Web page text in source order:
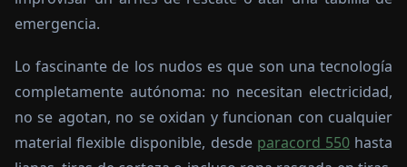
emergencia.
Lo fascinante de los nudos es que son una tecnología
completamente autónoma: no necesitan electricidad,
no se agotan, no se oxidan y funcionan con cualquier
material flexible disponible, desde paracord 550hasta